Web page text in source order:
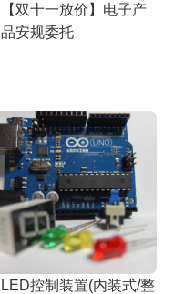
【双十一放价】电子产
品安规委托
LED控制装置(内装式/整